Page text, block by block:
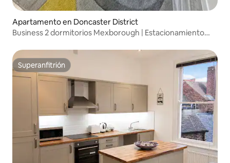
Apartamento en Doncaster District
Business 2 dormitorios Mexborough | Estacionamiento
Superanfitrión
Superanfitrión